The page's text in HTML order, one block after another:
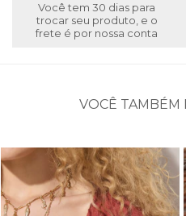
Você tem 30 dias para
trocar seu produto, e o
frete é por nossa conta
VOCÊ TAMBÉM